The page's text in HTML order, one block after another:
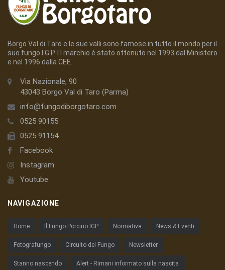
Borgo Val di Taro e le sue valli sono famose in tutto il mondo per il
suo fungo I.G.P. I l marchio è stato ottenuto nel 1993 dal Ministero
e nel 1996 dalla CEE.
Via Nazionale, 90
43043 Borgo Val di Taro (Parma)
info@fungodiborgotaro.com
0525 90155
0525 91154
Facebook
Instagram
Youtube
NAVIGAZIONE
Home Il Fungo Porcino IGP Normativa News & Eventi
Fotografungo Circuito del Fungo Newsletter
Stanno nascendo Alert - Rimani informato sulla nascita